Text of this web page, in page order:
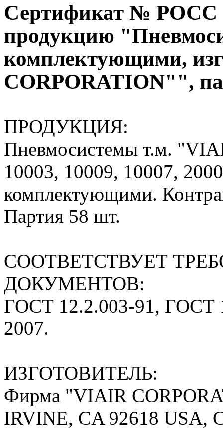
Сертификат № РОСС
продукцию
комплектующими,
CORPORATION"",
ПРОДУКЦИЯ:
Пневмосистемы т.м.
10003, 10009, 10007,
комплектующими.
Партия 58 шт.
СООТВЕТСТВУЕТ
ДОКУМЕНТОВ:
ГОСТ 12.2.003-91, ГОСТ
2007.
ИЗГОТОВИТЕЛЬ:
Фирма "VIAIR
IRVINE, CA 92618 USA,